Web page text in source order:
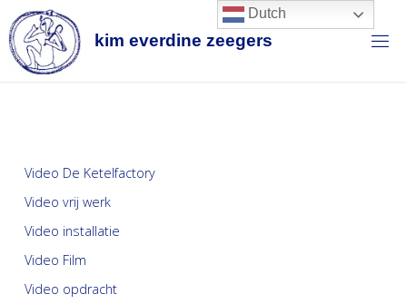
kim everd ine zeegers
Video De Ketelfactory
Video vrij werk
Video installatie
Video Film
Video opdracht
Dutch